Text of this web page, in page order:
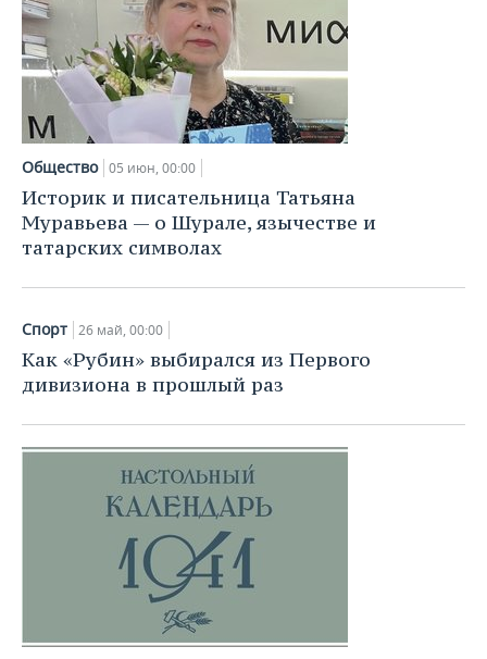
ХОККЕЙ С МЯЧОМ
ПРОИСШЕСТВИЯ
Общество 05 июн, 00:00
Историк и писательница Татьяна
Муравьева — о Шурале, язычестве и
татарских символах
Спорт 26 май, 00:00
Как «Рубин» выбирался из Первого
дивизиона в прошлый раз